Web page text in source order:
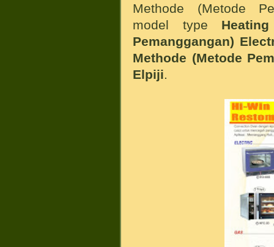
Methode (Metode
model type
Pemanggangan)
Methode (Metode
Elpiji